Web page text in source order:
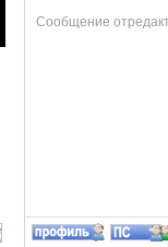
Сообщение